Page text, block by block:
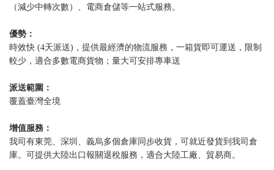
（減少中轉次數）、電商倉儲等一站式服務。
優勢：
時效快 (4天派送)，提供最經濟的物流服務，一箱貨即可運送，限制
較少，適合多數電商貨物；量大可安排專車送
派送範圍：
覆蓋臺灣全境
增值服務：
我司有東莞、深圳、義烏多個倉庫同步收貨，可就近發貨到我司倉
庫。可提供大陸出口報關退稅服務，適合大陸工廠、貿易商。